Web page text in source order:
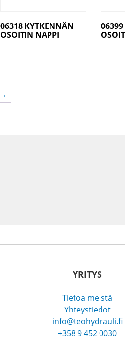
06318 KYTKENNÄN
OSOITIN NAPPI
→
YRITYS
Tietoa meistä
Yhteystiedot
info@teohydrauli.fi
+358 9 452 0030